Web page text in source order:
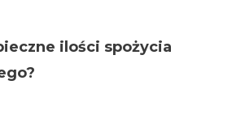
ilości spożycia